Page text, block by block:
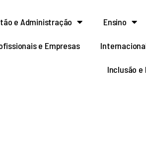
e Administração Ensino
e Empresas
Inclusão